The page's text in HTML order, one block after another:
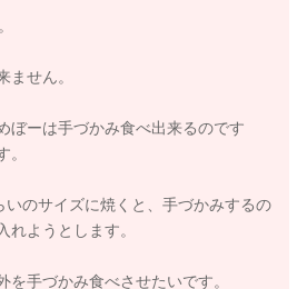
ません。
ぼーは手づかみ食べ出来るのです
のサイズに焼くと、手づかみするの
れようとします。
を手づかみ食べさせたいです。